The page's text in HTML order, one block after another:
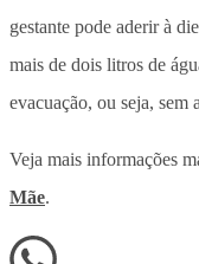
gestante pode aderir à
mais de dois litros de
evacuação, ou seja, sem
Veja mais informações
Mãe.